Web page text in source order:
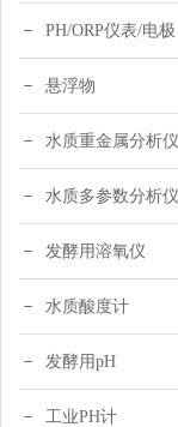
PH/ORP仪表/电极
悬浮物
水质重金属分析仪
水质多参数分析仪
发酵用溶氧仪
水质酸度计
发酵用pH
工业PH计